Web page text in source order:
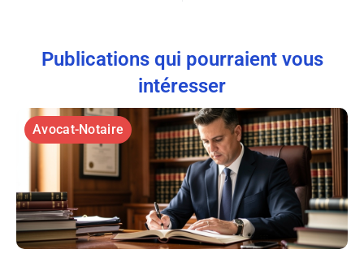
Publications qui pourraient vous
intéresser
Avocat-Notaire